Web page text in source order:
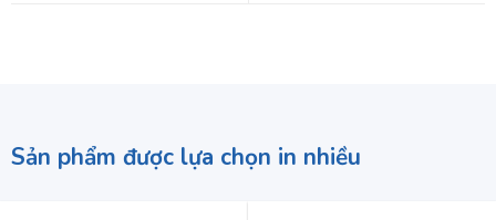
Sản phẩm được lựa chọn in nhiều